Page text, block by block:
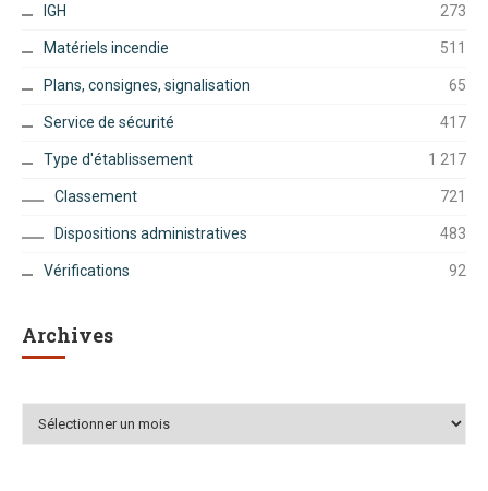
IGH 273
Matériels incendie 511
Plans, consignes, signalisation 65
Service de sécurité 417
Type d'établissement 1 217
Classement 721
Dispositions administratives 483
Vérifications 92
Archives
Archives